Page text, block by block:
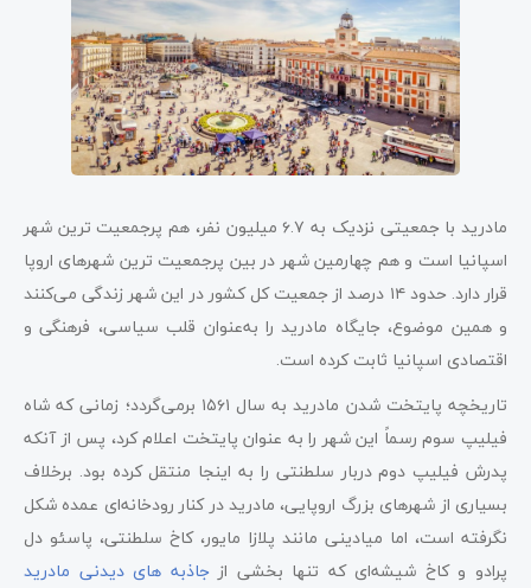
مادرید با جمعیتی نزدیک به ۶.۷ میلیون نفر، هم پرجمعیت ‌ترین شهر
اسپانیا است و هم چهارمین شهر در بین پرجمعیت ترین شهرهای اروپا
قرار دارد. حدود ۱۴ درصد از جمعیت کل کشور در این شهر زندگی می‌کنند
و همین موضوع، جایگاه مادرید را به‌عنوان قلب سیاسی، فرهنگی و
اقتصادی اسپانیا ثابت کرده است.
تاریخچه پایتخت ‌شدن مادرید به سال ۱۵۶۱ برمی‌گردد؛ زمانی که شاه
فیلیپ سوم رسماً این شهر را به‌ عنوان پایتخت اعلام کرد، پس از آنکه
پدرش فیلیپ دوم دربار سلطنتی را به اینجا منتقل کرده بود. برخلاف
بسیاری از شهرهای بزرگ اروپایی، مادرید در کنار رودخانه‌ای عمده شکل
نگرفته است، اما میادینی مانند پلازا مایور، کاخ سلطنتی، پاسئو دل
پرادو و کاخ شیشه‌ای که تنها بخشی از جاذبه های دیدنی مادرید